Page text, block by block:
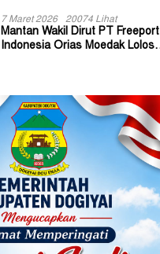
7 Maret 2026 20074 Lihat
Mantan Wakil Dirut PT Freeport
Indonesia Orias Moedak Lolos